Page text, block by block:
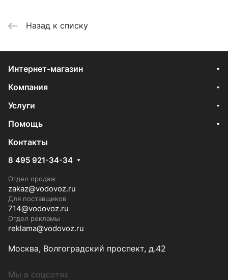
Назад к списку
Интернет-магазин
Компания
Услуги
Помощь
Контакты
8 495 921-34-34
Отдел продаж
zakaz@vodovoz.ru
Для поставщиков
714@vodovoz.ru
Отдел рекламы
reklama@vodovoz.ru
Москва, Волгоградский проспект, д.42
Мы в соцсетях